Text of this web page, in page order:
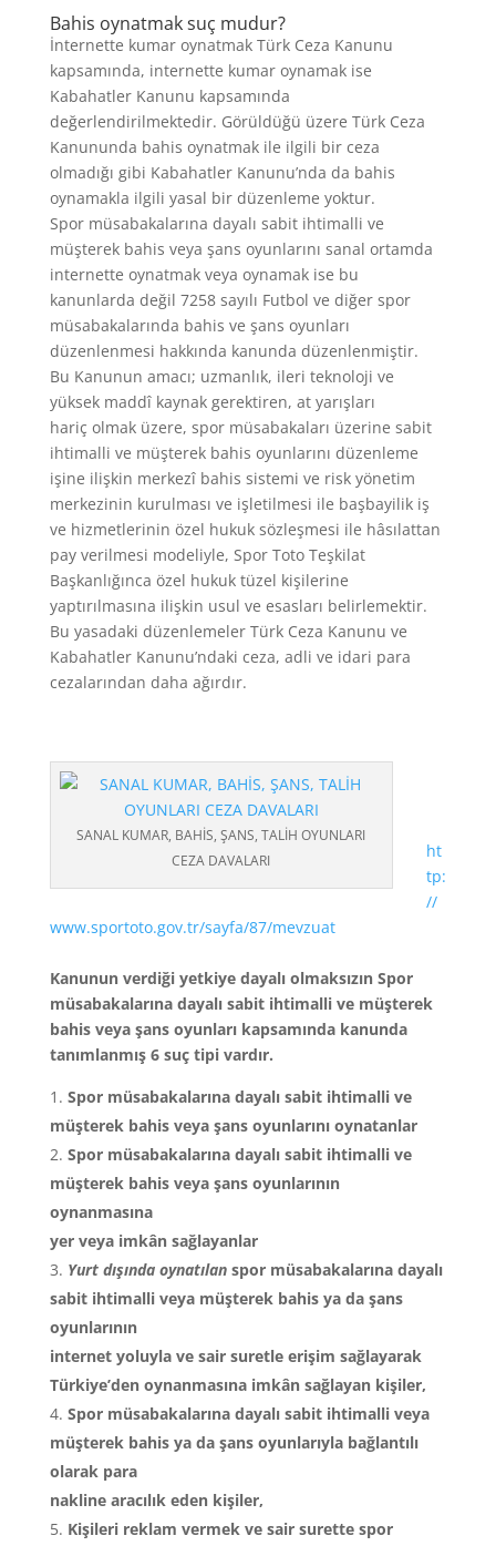
Bahis oynatmak suç mudur?
İnternette kumar oynatmak Türk Ceza Kanunu
kapsamında, internette kumar oynamak ise
Kabahatler Kanunu kapsamında
değerlendirilmektedir. Görüldüğü üzere Türk Ceza
Kanununda bahis oynatmak ile ilgili bir ceza
olmadığı gibi Kabahatler Kanunu’nda da bahis
oynamakla ilgili yasal bir düzenleme yoktur.
Spor müsabakalarına dayalı sabit ihtimalli ve
müşterek bahis veya şans oyunlarını sanal ortamda
internette oynatmak veya oynamak ise bu
kanunlarda değil 7258 sayılı Futbol ve diğer spor
müsabakalarında bahis ve şans oyunları
düzenlenmesi hakkında kanunda düzenlenmiştir.
Bu Kanunun amacı; uzmanlık, ileri teknoloji ve
yüksek maddî kaynak gerektiren, at yarışları
hariç olmak üzere, spor müsabakaları üzerine sabit
ihtimalli ve müşterek bahis oyunlarını düzenleme
işine ilişkin merkezî bahis sistemi ve risk yönetim
merkezinin kurulması ve işletilmesi ile başbayilik iş
ve hizmetlerinin özel hukuk sözleşmesi ile hâsılattan
pay verilmesi modeliyle, Spor Toto Teşkilat
Başkanlığınca özel hukuk tüzel kişilerine
yaptırılmasına ilişkin usul ve esasları belirlemektir.
Bu yasadaki düzenlemeler Türk Ceza Kanunu ve
Kabahatler Kanunu’ndaki ceza, adli ve idari para
cezalarından daha ağırdır.
SANAL KUMAR, BAHİS, ŞANS, TALİH OYUNLARI
CEZA DAVALARI
ht
tp:
//
www.sportoto.gov.tr/sayfa/87/mevzuat
Kanunun verdiği yetkiye dayalı olmaksızın Spor
müsabakalarına dayalı sabit ihtimalli ve müşterek
bahis veya şans oyunları kapsamında kanunda
tanımlanmış 6 suç tipi vardır.
Spor müsabakalarına dayalı sabit ihtimalli ve
müşterek bahis veya şans oyunlarını oynatanlar
Spor müsabakalarına dayalı sabit ihtimalli ve
müşterek bahis veya şans oyunlarının
oynanmasına
yer veya imkân sağlayanlar
Yurt dışında oynatılan spor müsabakalarına dayalı
sabit ihtimalli veya müşterek bahis ya da şans
oyunlarının
internet yoluyla ve sair suretle erişim sağlayarak
Türkiye’den oynanmasına imkân sağlayan kişiler,
Spor müsabakalarına dayalı sabit ihtimalli veya
müşterek bahis ya da şans oyunlarıyla bağlantılı
olarak para
nakline aracılık eden kişiler,
Kişileri reklam vermek ve sair surette spor